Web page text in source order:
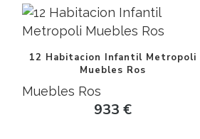
12 Habitacion Infantil Metropoli
Muebles Ros
Muebles Ros
933€